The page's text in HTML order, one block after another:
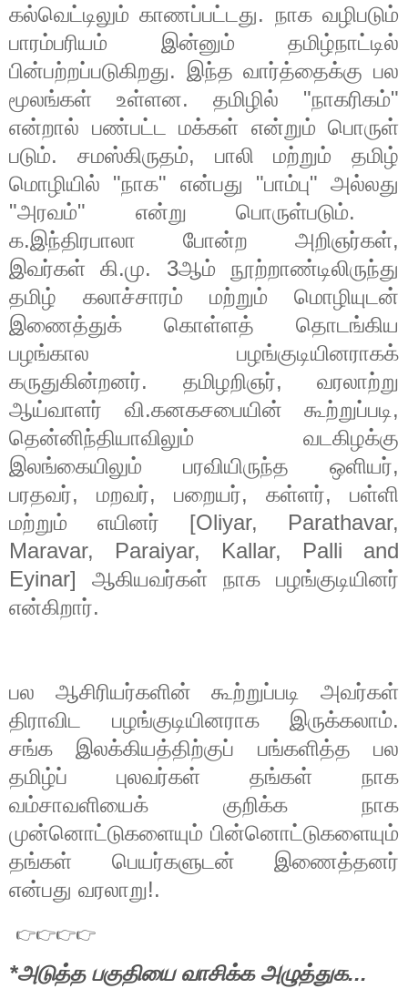
கல்வெட்டிலும் காணப்பட்டது. நாக வழிபடும்
பாரம்பரியம்
இன்னும்
தமிழ்நாட்டில்
பின்பற்றப்படுகிறது. இந்த வார்த்தைக்கு பல
மூலங்கள்
உள்ளன. தமிழில் "நாகரிகம்"
என்றால் பண்பட்ட மக்கள் என்றும் பொருள்
படும். சமஸ்கிருதம், பாலி மற்றும்
தமிழ்
மொழியில் "நாக" என்பது "பாம்பு" அல்லது
"அரவம்" என்று பொருள்படும்.
க.இந்திரபாலா போன்ற அறிஞர்கள்,
இவர்கள்
கி.மு. 3ஆம்
நூற்றாண்டிலிருந்து
தமிழ்
கலாச்சாரம் மற்றும்
மொழியுடன்
இணைத்துக்
கொள்ளத்
தொடங்கிய
பழங்கால
பழங்குடியினராகக்
கருதுகின்றனர். தமிழறிஞர், வரலாற்று
ஆய்வாளர்
வி.கனகசபையின் கூற்றுப்படி,
தென்னிந்தியாவிலும்
வடகிழக்கு
இலங்கையிலும்
பரவியிருந்த ஒளியர்,
பரதவர், மறவர், பறையர், கள்ளர், பள்ளி
மற்றும்
எயினர் [Oliyar, Parathavar,
Maravar, Paraiyar, Kallar, Palli and
Eyinar] ஆகியவர்கள் நாக
பழங்குடியினர்
என்கிறார்.
பல ஆசிரியர்களின் கூற்றுப்படி
அவர்கள்
திராவிட
பழங்குடியினராக இருக்கலாம்.
சங்க
இலக்கியத்திற்குப் பங்களித்த
பல
தமிழ்ப்
புலவர்கள் தங்கள்
நாக
வம்சாவளியைக்
குறிக்க
நாக
முன்னொட்டுகளையும் பின்னொட்டுகளையும்
தங்கள்
பெயர்களுடன்
இணைத்தனர்
என்பது வரலாறு!.
👉👉👉👉
*அடுத்த பகுதியை வாசிக்க அழுத்துக...